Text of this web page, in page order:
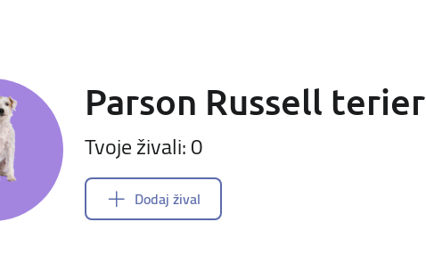
Parson Russell terier
Tvoje živali: 0
Dodaj žival